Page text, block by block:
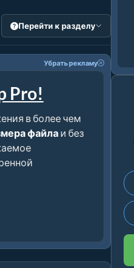
Перейти к разделу
Убрать рекламу
Pro!
в более чем
файла и без